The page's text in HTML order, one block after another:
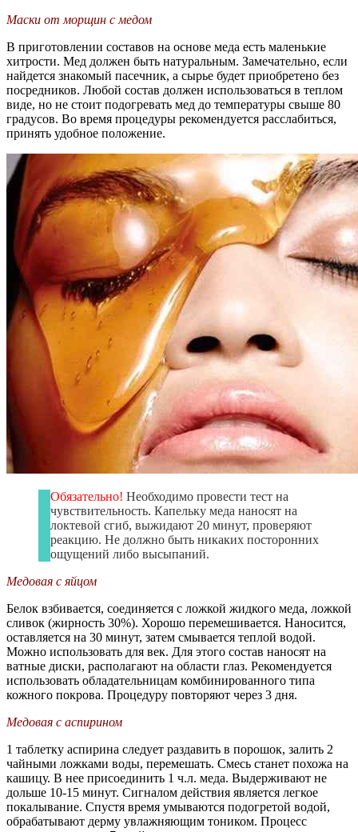
Маски от морщин с медом
В приготовлении составов на основе меда есть маленькие
хитрости. Мед должен быть натуральным. Замечательно, если
найдется знакомый пасечник, а сырье будет приобретено без
посредников. Любой состав должен использоваться в теплом
виде, но не стоит подогревать мед до температуры свыше 80
градусов. Во время процедуры рекомендуется расслабиться,
принять удобное положение.
Обязательно! Необходимо провести тест на
чувствительность. Капельку меда наносят на
локтевой сгиб, выжидают 20 минут, проверяют
реакцию. Не должно быть никаких посторонних
ощущений либо высыпаний.
Медовая с яйцом
Белок взбивается, соединяется с ложкой жидкого меда, ложкой
сливок (жирность 30%). Хорошо перемешивается. Наносится,
оставляется на 30 минут, затем смывается теплой водой.
Можно использовать для век. Для этого состав наносят на
ватные диски, располагают на области глаз. Рекомендуется
использовать обладательницам комбинированного типа
кожного покрова. Процедуру повторяют через 3 дня.
Медовая с аспирином
1 таблетку аспирина следует раздавить в порошок, залить 2
чайными ложками воды, перемешать. Смесь станет похожа на
кашицу. В нее присоединить 1 ч.л. меда. Выдерживают не
дольше 10-15 минут. Сигналом действия является легкое
покалывание. Спустя время умываются подогретой водой,
обрабатывают дерму увлажняющим тоником. Процесс